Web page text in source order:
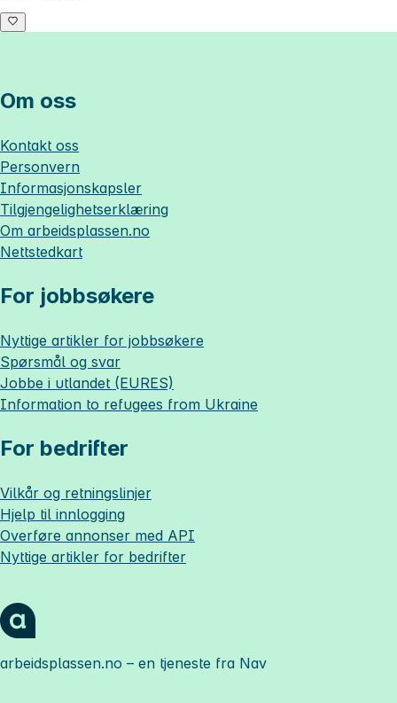
Om oss
Kontakt oss
Personvern
Informasjonskapsler
Tilgjengelighetserklæring
Om arbeidsplassen.no
Nettstedkart
For jobbsøkere
Nyttige artikler for jobbsøkere
Spørsmål og svar
Jobbe i utlandet (EURES)
Information to refugees from Ukraine
For bedrifter
Vilkår og retningslinjer
Hjelp til innlogging
Overføre annonser med API
Nyttige artikler for bedrifter
arbeidsplassen.no – en tjeneste fra Nav